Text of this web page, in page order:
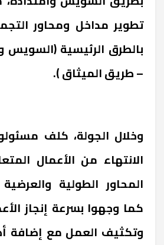
تطوير مداخل ومحاور
بالطرق الرئيسية (السويس
– طريق الميثاق ).
وخلال الجولة، كلف مسئولو
الانتهاء من الأعمال
المحاور الطولية
كما وجهوا بسرعة إنجاز
وتكثيف العمل مع إضافة